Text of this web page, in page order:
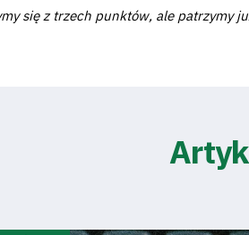
się z trzech punktów, ale patrzymy